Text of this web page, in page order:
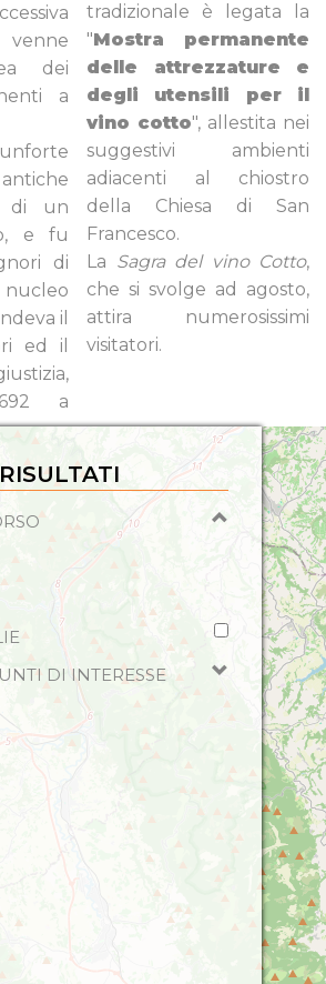
venne
dei
a
di un
e fu
di
il
ed il
a
tradizionale è legata la
"Mostra permanente
delle attrezzature e
degli utensili per il
vino cotto", allestita nei
suggestivi ambienti
adiacenti al chiostro
della Chiesa di San
Francesco.
La Sagra del vino Cotto,
che si svolge ad agosto,
attira numerosissimi
visitatori.
DI INTERESSE